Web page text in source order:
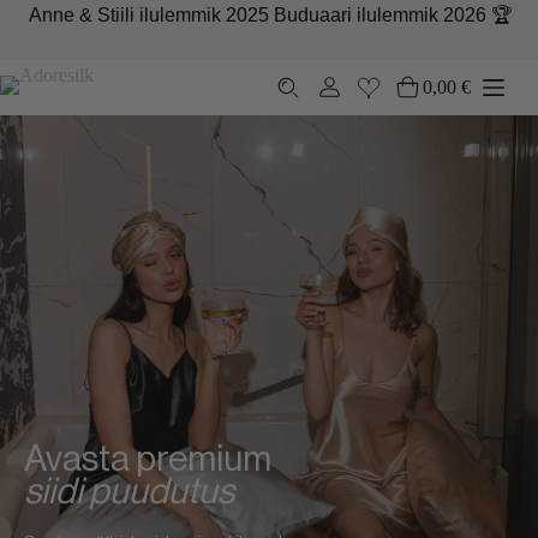
SkipAnne & Stiili ilulemmik 2025 Buduaari ilulemmik 2026 🏆
Ostukorv
0,00€
Avasta premium
siidi puudutus